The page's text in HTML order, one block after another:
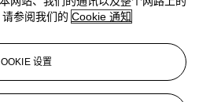
1 40 76 84 32
参阅我们的 Cookie 通知
设置